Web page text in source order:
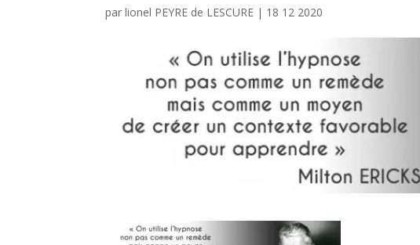
parlionel PEYRE de LESCURE | 18 12 2020